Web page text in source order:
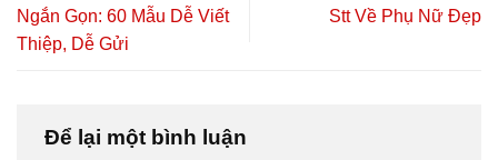
Ngắn Gọn: 60 Mẫu Dễ Viết
Thiệp, Dễ Gửi
Stt Về Phụ Nữ Đẹp
Để lại một bình luận